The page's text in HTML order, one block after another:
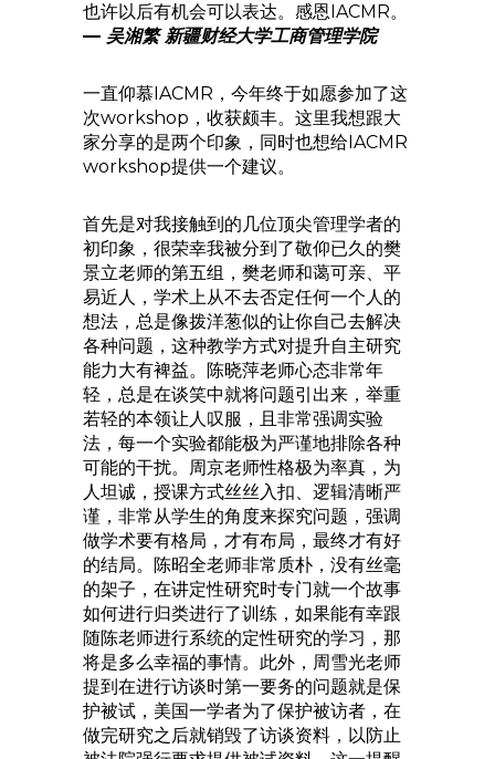
也许以后有机会可以表达。感恩IACMR。
— 吴湘繁 新疆财经大学工商管理学院
一直仰慕IACMR，今年终于如愿参加了这
次workshop，收获颇丰。这里我想跟大
家分享的是两个印象，同时也想给IACMR
workshop提供一个建议。
首先是对我接触到的几位顶尖管理学者的
初印象，很荣幸我被分到了敬仰已久的樊
景立老师的第五组，樊老师和蔼可亲、平
易近人，学术上从不去否定任何一个人的
想法，总是像拨洋葱似的让你自己去解决
各种问题，这种教学方式对提升自主研究
能力大有裨益。陈晓萍老师心态非常年
轻，总是在谈笑中就将问题引出来，举重
若轻的本领让人叹服，且非常强调实验
法，每一个实验都能极为严谨地排除各种
可能的干扰。周京老师性格极为率真，为
人坦诚，授课方式丝丝入扣、逻辑清晰严
谨，非常从学生的角度来探究问题，强调
做学术要有格局，才有布局，最终才有好
的结局。陈昭全老师非常质朴，没有丝毫
的架子，在讲定性研究时专门就一个故事
如何进行归类进行了训练，如果能有幸跟
随陈老师进行系统的定性研究的学习，那
将是多么幸福的事情。此外，周雪光老师
提到在进行访谈时第一要务的问题就是保
护被试，美国一学者为了保护被访者，在
做完研究之后就销毁了访谈资料，以防止